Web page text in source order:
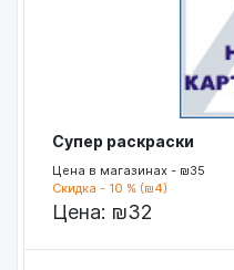
Супер раскраски
Цена в магазинах - ₪35
Скидка - 10 % (₪4)
Цена: ₪32